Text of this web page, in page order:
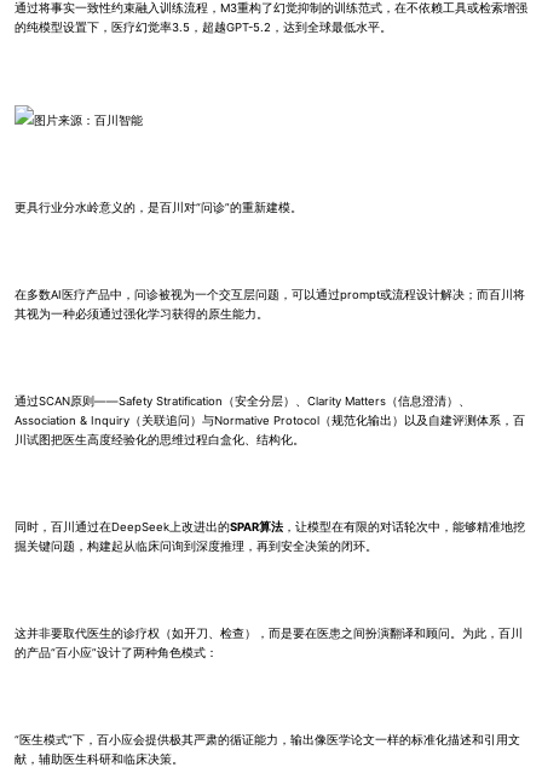
通过将事实一致性约束融入训练流程，M3重构了幻觉抑制的训练范式，在不依赖工具或检索增强
的纯模型设置下，医疗幻觉率3.5，超越GPT-5.2，达到全球最低水平。
图片来源：百川智能
更具行业分水岭意义的，是百川对“问诊”的重新建模。
在多数AI医疗产品中，问诊被视为一个交互层问题，可以通过prompt或流程设计解决；而百川将
其视为一种必须通过强化学习获得的原生能力。
通过SCAN原则——Safety Stratification（安全分层）、Clarity Matters（信息澄清）、
Association & Inquiry（关联追问）与Normative Protocol（规范化输出）以及自建评测体系，百
川试图把医生高度经验化的思维过程白盒化、结构化。
同时，百川通过在DeepSeek上改进出的SPAR算法，让模型在有限的对话轮次中，能够精准地挖
掘关键问题，构建起从临床问询到深度推理，再到安全决策的闭环。
这并非要取代医生的诊疗权（如开刀、检查），而是要在医患之间扮演翻译和顾问。为此，百川
的产品“百小应”设计了两种角色模式：
“医生模式”下，百小应会提供极其严肃的循证能力，输出像医学论文一样的标准化描述和引用文
献，辅助医生科研和临床决策。